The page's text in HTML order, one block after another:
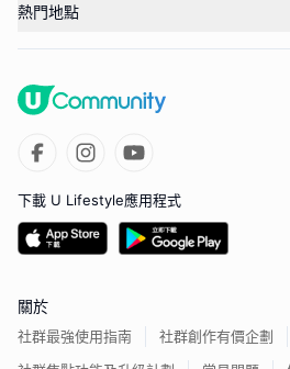
熱門地點
下載 U Lifestyle應用程式
關於
社群最強使用指南
社群創作有價企劃